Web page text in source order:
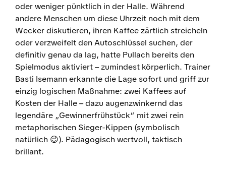
oder weniger pünktlich in der Halle. Während
andere Menschen um diese Uhrzeit noch mit dem
Wecker diskutieren, ihren Kaffee zärtlich streicheln
oder verzweifelt den Autoschlüssel suchen, der
definitiv genau da lag, hatte Pullach bereits den
Spielmodus aktiviert – zumindest körperlich. Trainer
Basti Isemann erkannte die Lage sofort und griff zur
einzig logischen Maßnahme: zwei Kaffees auf
Kosten der Halle – dazu augenzwinkernd das
legendäre „Gewinnerfrühstück“ mit zwei rein
metaphorischen Sieger-Kippen (symbolisch
natürlich 😉). Pädagogisch wertvoll, taktisch
brillant.